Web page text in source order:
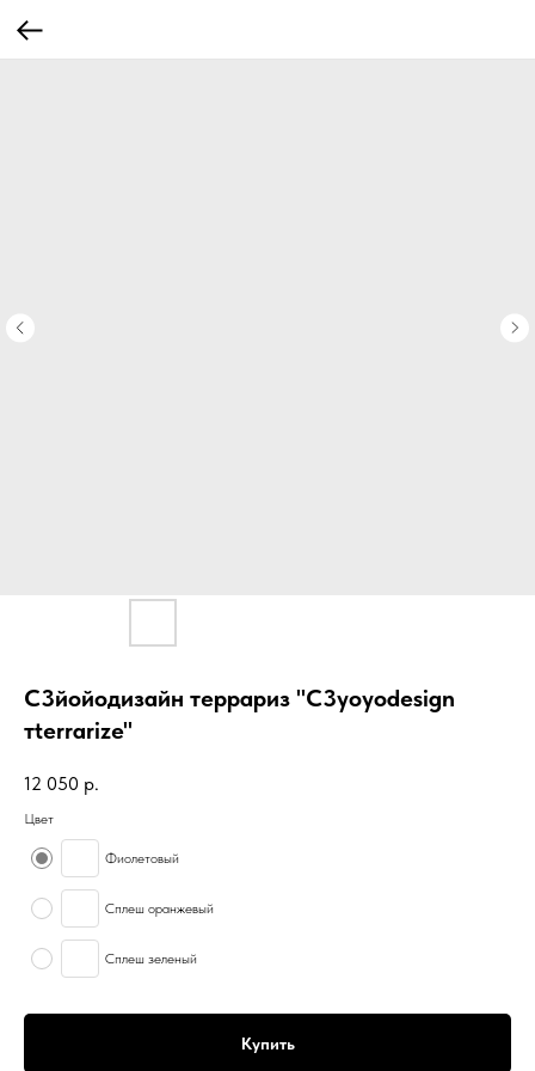
С3йойодизайн террариз "C3yoyodesign
тterrarize"
12 050 р.
Цвет
Фиолетовый
Сплеш оранжевый
Сплеш зеленый
Купить